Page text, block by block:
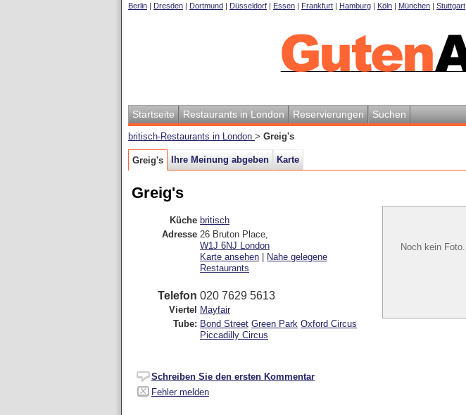
Berlin | Dresden | Dortmund | Düsseldorf | Essen | Frankfurt | Hamburg | Köln | München | Stuttgart
Startseite Restaurants in London Reservierungen Suchen
britisch-Restaurants in London > Greig's
Greig's Ihre Meinung abgeben Karte
Greig's
Noch kein Foto.
Küche britisch
Adresse 26 Bruton Place,
W1J 6NJ London
Karte ansehen
Nahe gelegene
Restaurants
Telefon 020 7629 5613
Viertel
Mayfair
Tube: Bond Street Green Park Oxford Circus
Piccadilly Circus
Schreiben Sie den ersten Kommentar
Fehler melden